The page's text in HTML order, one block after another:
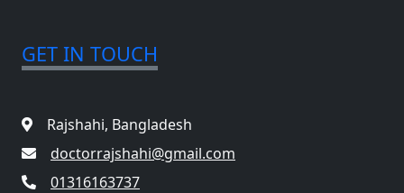
GET IN TOUCH
Rajshahi, Bangladesh
doctorrajshahi@gmail.com
01316163737